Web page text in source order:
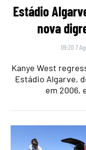
Estádio
nova
09:20 7
Kanye West
Estádio Algarve,
em 2006,